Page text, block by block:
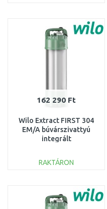
Összehasonlítás
162 290 Ft
Wilo Extract FIRST 304
EM/A búvárszivattyú
integrált
6093856
RAKTÁRON
Összehasonlítás